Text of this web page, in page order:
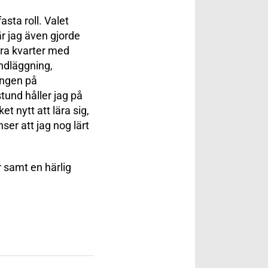
roll. Valet
jag även gjorde
kvarter med
på
håller jag på
nytt att lära sig,
att jag nog lärt
samt en härlig